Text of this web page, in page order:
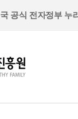
공식 전자정부 누